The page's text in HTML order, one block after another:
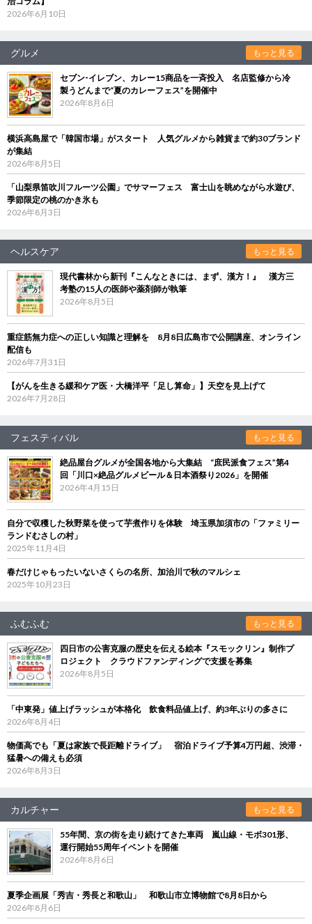
2026年6月10日
グルメ もっと見る
セブン‐イレブン、カレー15商品を一斉投入 名店監修から冷
製うどんまで“夏のカレーフェス”を開催中
2026年8月6日
横浜高島屋で「韓国市場」がスタート 人気グルメから雑貨まで約30ブランド
が集結
2026年8月5日
「山梨県笛吹川フルーツ公園」でサマーフェス 富士山を眺めながら水遊び、
季節限定の桃のかき氷も
2026年8月3日
ヘルスケア もっと見る
現代書林から新刊『こんなときには、まず、漢方！』 漢方三
考塾の15人の医師や薬剤師が執筆
2026年8月5日
重症筋無力症への正しい知識と理解を 8月8日広島市で公開講座、オンライン
配信も
2026年7月31日
【がんを生きる緩和ケア医・大橋洋平「足し算命」】天空を見上げて
2026年7月28日
フェスティバル もっと見る
絶品屋台グルメが全国各地から大集結 “庶民派食フェス”第4
回「川口×絶品グルメビール＆日本酒祭り2026」を開催
2026年4月15日
自分で収穫した秋野菜を使って芋煮作りを体験 埼玉県加須市の「ファミリー
ランドむさしの村」
2025年11月4日
春だけじゃもったいないさくらの名所、加治川で秋のマルシェ
2025年10月23日
ふむふむ もっと見る
四日市の公害克服の歴史を伝える絵本『スモックリン』制作プ
ロジェクト クラウドファンディングで支援を募集
2026年8月5日
「中東発」値上げラッシュが本格化 飲食料品値上げ、約3年ぶりの多さに
2026年8月4日
物価高でも「夏は家族で長距離ドライブ」 宿泊ドライブ予算4万円超、渋滞・
猛暑への備えも必須
2026年8月3日
カルチャー もっと見る
55年間、京の街を走り続けてきた車両 嵐山線・モボ301形、
運行開始55周年イベントを開催
2026年8月6日
夏季企画展「秀吉・秀長と和歌山」 和歌山市立博物館で8月8日から
2026年8月6日